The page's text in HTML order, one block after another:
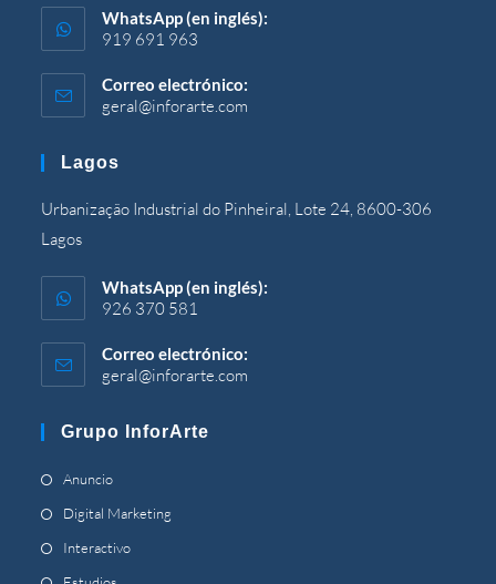
WhatsApp (en inglés):
919 691 963
Correo electrónico:
geral@inforarte.com
Lagos
Urbanização Industrial do Pinheiral, Lote 24, 8600-306
Lagos
WhatsApp (en inglés):
926 370 581
Correo electrónico:
geral@inforarte.com
Grupo InforArte
AnuncioSe
abre
una
Digital Marketing
InteractivoSe